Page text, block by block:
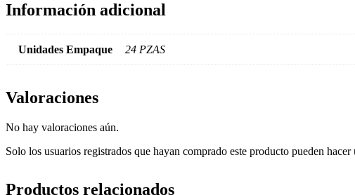
Información adicional
Unidades Empaque 24 PZAS
Valoraciones
No hay valoraciones aún.
Solo los usuarios registrados que hayan comprado este producto pueden
Productos relacionados